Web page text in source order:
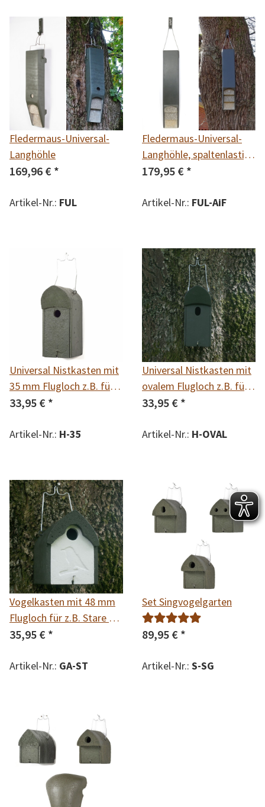
Fledermaus-Universal-
Langhöhle
169,96 € *
Artikel-Nr.: FUL
Fledermaus-Universal-
Langhöhle, spaltenlastige
Ausführung
179,95 € *
Artikel-Nr.: FUL-AiF
Universal Nistkasten mit
35 mm Flugloch z.B. für
Kohlmeise, Haussperling,
Fledermäuse
33,95 € *
Artikel-Nr.: H-35
Universal Nistkasten mit
ovalem Flugloch z.B. für
Kohlmeise, Haussperling,
Wendehals, Fledermäuse
33,95 € *
Artikel-Nr.: H-OVAL
Vogelkasten mit 48 mm
Flugloch für z.B. Stare &
Gartenrotschwanz
35,95 € *
Artikel-Nr.: GA-ST
Set Singvogelgarten
89,95 € *
Artikel-Nr.: S-SG